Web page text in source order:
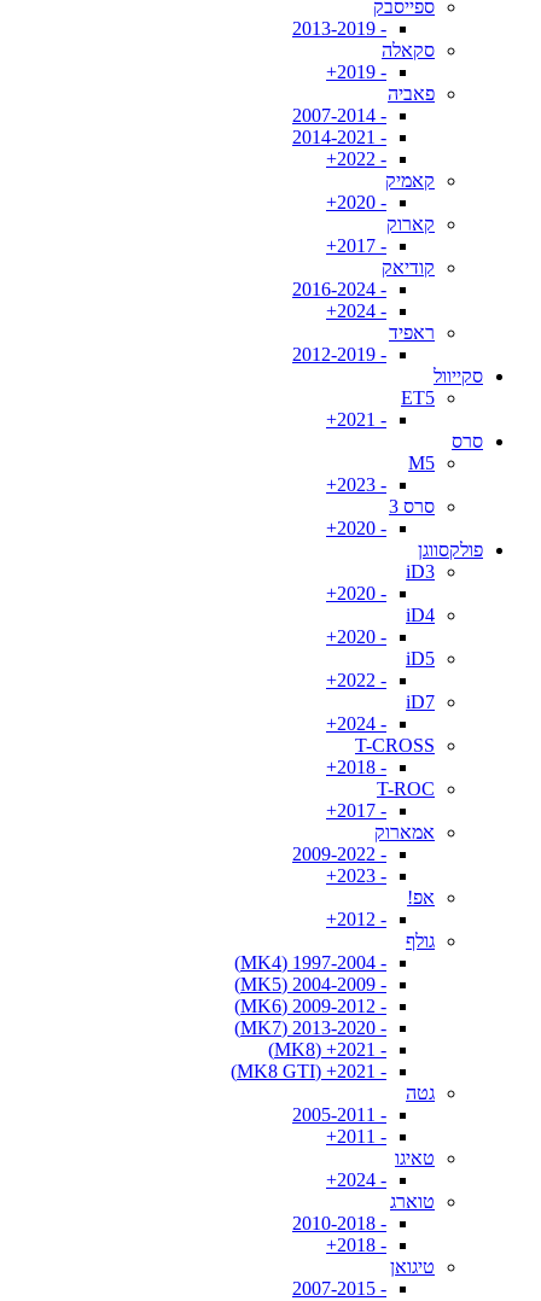
ספייסבק
- 2013-2019
סקאלה
- 2019+
פאביה
- 2007-2014
- 2014-2021
- 2022+
קאמיק
- 2020+
קארוק
- 2017+
קודיאק
- 2016-2024
- 2024+
ראפיד
- 2012-2019
סקייוול
ET5
- 2021+
סרס
M5
- 2023+
סרס 3
- 2020+
פולקסווגן
iD3
- 2020+
iD4
- 2020+
iD5
- 2022+
iD7
- 2024+
T-CROSS
- 2018+
T-ROC
- 2017+
אמארוק
- 2009-2022
- 2023+
אפ!
- 2012+
גולף
- 1997-2004 (MK4)
- 2004-2009 (MK5)
- 2009-2012 (MK6)
- 2013-2020 (MK7)
- 2021+ (MK8)
- 2021+ (MK8 GTI)
גטה
- 2005-2011
- 2011+
טאיגו
- 2024+
טוארג
- 2010-2018
- 2018+
טיגואן
- 2007-2015